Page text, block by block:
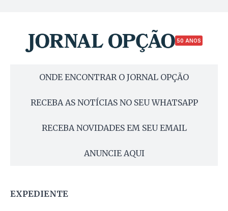
50 ANOS
ONDE ENCONTRAR O JORNAL OPÇÃO
RECEBA AS NOTÍCIAS NO SEU WHATSAPP
RECEBA NOVIDADES EM SEU EMAIL
ANUNCIE AQUI
EXPEDIENTE